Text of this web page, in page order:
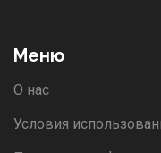
Меню
О нас
Условия